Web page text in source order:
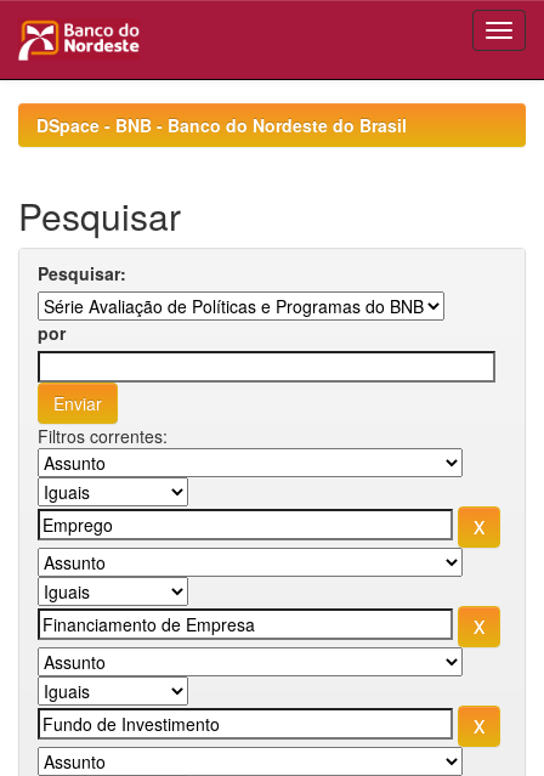
navigationDSpace - BNB - Banco do Nordeste do Brasil
Pesquisar
Pesquisar:
por
Filtros correntes: